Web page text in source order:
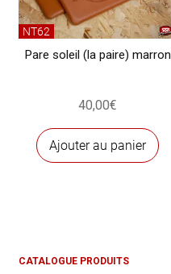
NT62
Pare soleil (la paire) marron
40,00€
Ajouter au panier
CATALOGUE PRODUITS